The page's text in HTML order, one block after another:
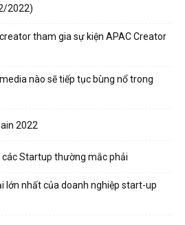
2022)
tham gia sự kiện APAC Creator
nào sẽ tiếp tục bùng nổ trong
2022
Startup thường mắc phải
lớn nhất của doanh nghiệp start-up